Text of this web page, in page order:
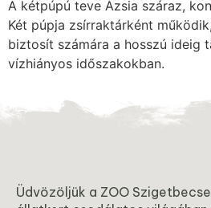
A kétpúpú teve Ázsia száraz,
Két púpja zsírraktárként
biztosít számára a hosszú ideig
vízhiányos időszakokban.
Üdvözöljük a ZOO Szigetbecse